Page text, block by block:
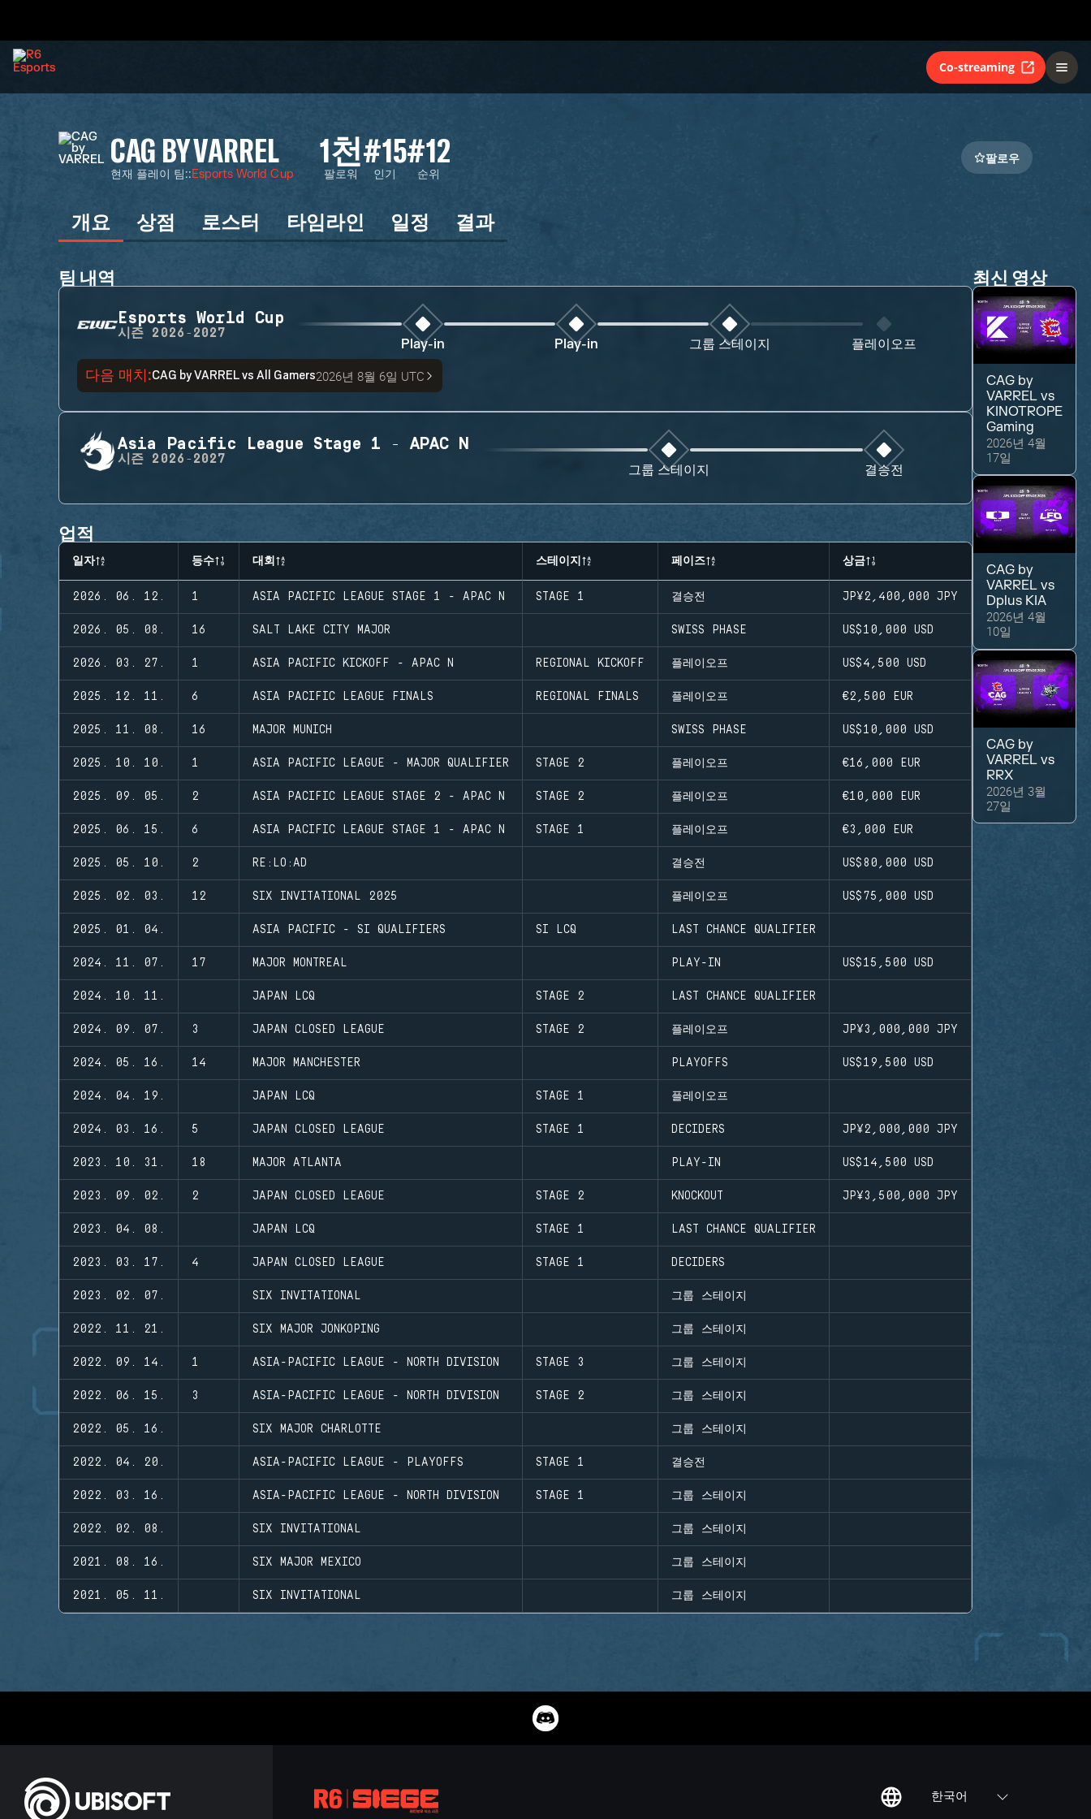
Co-streaming
CAG BY VARREL
현재 플레이 팀::Esports World Cup
1천
팔로워
#15
인기
#12
순위
팔로우
개요 상점 로스터 타임라인 일정 결과
팀 내역
Esports World Cup
시즌 2026-2027
Play-in Play-in 그룹 스테이지 플레이오프
다음 매치:CAG by VARRELvsAll Gamers2026년 8월 6일 UTC
Asia Pacific League Stage 1 - APAC N
시즌 2026-2027
그룹 스테이지 결승전
업적
일자 등수 대회 스테이지 페이즈 상금
2026. 06. 12. 1 ASIA PACIFIC LEAGUE STAGE 1 - APAC N STAGE 1 결승전 JP¥2,400,000 JPY
2026. 05. 08. 16 SALT LAKE CITY MAJOR SWISS PHASE US$10,000 USD
2026. 03. 27. 1 ASIA PACIFIC KICKOFF - APAC N REGIONAL KICKOFF 플레이오프 US$4,500 USD
2025. 12. 11. 6 ASIA PACIFIC LEAGUE FINALS REGIONAL FINALS 플레이오프 €2,500 EUR
2025. 11. 08. 16 MAJOR MUNICH SWISS PHASE US$10,000 USD
2025. 10. 10. 1 ASIA PACIFIC LEAGUE - MAJOR QUALIFIER STAGE 2 플레이오프 €16,000 EUR
2025. 09. 05. 2 ASIA PACIFIC LEAGUE STAGE 2 - APAC N STAGE 2 플레이오프 €10,000 EUR
2025. 06. 15. 6 ASIA PACIFIC LEAGUE STAGE 1 - APAC N STAGE 1 플레이오프 €3,000 EUR
2025. 05. 10. 2 RE:LO:AD 결승전 US$80,000 USD
2025. 02. 03. 12 SIX INVITATIONAL 2025 플레이오프 US$75,000 USD
2025. 01. 04. ASIA PACIFIC - SI QUALIFIERS SI LCQ LAST CHANCE QUALIFIER
2024. 11. 07. 17 MAJOR MONTREAL PLAY-IN US$15,500 USD
2024. 10. 11. JAPAN LCQ STAGE 2 LAST CHANCE QUALIFIER
2024. 09. 07. 3 JAPAN CLOSED LEAGUE STAGE 2 플레이오프 JP¥3,000,000 JPY
2024. 05. 16. 14 MAJOR MANCHESTER PLAYOFFS US$19,500 USD
2024. 04. 19. JAPAN LCQ STAGE 1 플레이오프
2024. 03. 16. 5 JAPAN CLOSED LEAGUE STAGE 1 DECIDERS JP¥2,000,000 JPY
2023. 10. 31. 18 MAJOR ATLANTA PLAY-IN US$14,500 USD
2023. 09. 02. 2 JAPAN CLOSED LEAGUE STAGE 2 KNOCKOUT JP¥3,500,000 JPY
2023. 04. 08. JAPAN LCQ STAGE 1 LAST CHANCE QUALIFIER
2023. 03. 17. 4 JAPAN CLOSED LEAGUE STAGE 1 DECIDERS
2023. 02. 07. SIX INVITATIONAL 그룹 스테이지
2022. 11. 21. SIX MAJOR JONKOPING 그룹 스테이지
2022. 09. 14. 1 ASIA-PACIFIC LEAGUE - NORTH DIVISION STAGE 3 그룹 스테이지
2022. 06. 15. 3 ASIA-PACIFIC LEAGUE - NORTH DIVISION STAGE 2 그룹 스테이지
2022. 05. 16. SIX MAJOR CHARLOTTE 그룹 스테이지
2022. 04. 20. ASIA-PACIFIC LEAGUE - PLAYOFFS STAGE 1 결승전
2022. 03. 16. ASIA-PACIFIC LEAGUE - NORTH DIVISION STAGE 1 그룹 스테이지
2022. 02. 08. SIX INVITATIONAL 그룹 스테이지
2021. 08. 16. SIX MAJOR MEXICO 그룹 스테이지
2021. 05. 11. SIX INVITATIONAL 그룹 스테이지
최신 영상
CAG by
VARREL vs
KINOTROPE
Gaming
2026년 4월
17일
CAG by
VARREL vs
Dplus KIA
2026년 4월
10일
CAG by
VARREL vs
RRX
2026년 3월
27일
한국어